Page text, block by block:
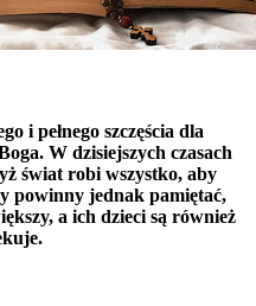
i pełnego szczęścia dla
W dzisiejszych czasach
świat robi wszystko, aby
powinny jednak pamiętać,
a ich dzieci są również